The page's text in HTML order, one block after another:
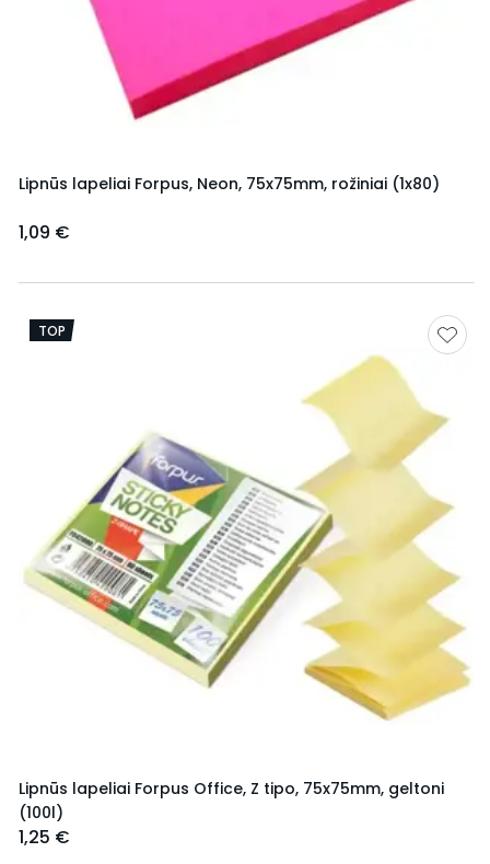
Lipnūs lapeliai Forpus, Neon, 75x75mm, rožiniai (1x80)
1,09 €
TOP
Lipnūs lapeliai Forpus Office, Z tipo, 75x75mm, geltoni
(100l)
1,25 €